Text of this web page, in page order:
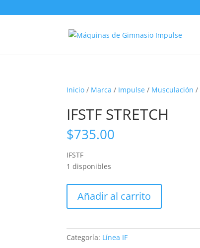
Inicio / Marca / Impulse / Musculación /
IFSTF STRETCH
$735.00
IFSTF
1 disponibles
STRETCH
cantidad
Añadir al carrito
Categoría: Línea IF